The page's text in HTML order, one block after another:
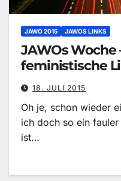
JAWO 2015 JAWOS LINKS
JAWOs Woche
feministische
18. JULI 2015
Oh je, schon wieder
ich doch so ein
ist…